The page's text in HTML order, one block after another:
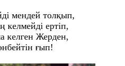
мендей толқып,
келмейді ертіп,
келген Жерден,
ғып!